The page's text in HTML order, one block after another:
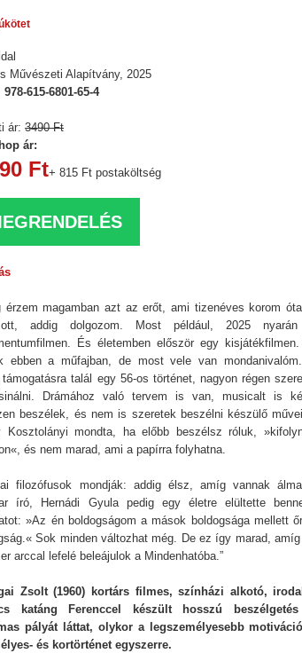
Művészeti Alapítvány, 2025
978-615-6801-65-4
ár:3490 Ft
ár:
Ft+ 815 Ft postaköltség
érzem magamban azt az erőt, ami tizenéves korom
addig dolgozom. Most például, 2025
És életemben először egy kisjátékfilmen.
ebben a műfajban, de most vele van
talál egy 56-os történet, nagyon régen
Drámához való tervem is van, musicalt is
beszélek, és nem is szeretek beszélni készülő
Kosztolányi mondta, ha előbb beszélsz róluk,
és nem marad, ami a papírra folyhatna.
filozófusok mondják: addig élsz, amíg vannak
író, Hernádi Gyula pedig egy életre elültette
»Az én boldogságom a mások boldogsága mellett
Sok minden változhat még. De ez így marad, amíg
arccal lefelé beleájulok a Mindenhatóba.”
Zsolt (1960) kortárs filmes, színházi alkotó,
katáng Ferenccel készült hosszú
pályát láttat, olykor a legszemélyesebb
és kortörténet egyszerre.
Parvathy Baul: A NAGY LELKEK
Bevezetés a bául ösvénybe
Rideg Zsófia)